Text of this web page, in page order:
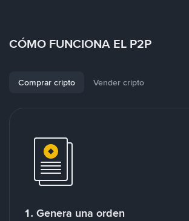
CÓMO FUNCIONA EL P2P
Comprar cripto Vender cripto
1. Genera una orden